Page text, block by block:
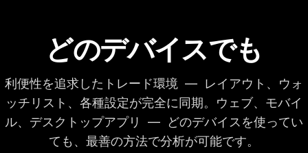
ローソク足パターン
オート・フィボナッ
チ・リトレースメン
マルチタイムフレー
どのデバイスでも
利便性を追求したトレード環境 — レイアウト、ウォ
ッチリスト、各種設定が完全に同期。ウェブ、モバイ
ル、デスクトップアプリ — どのデバイスを使ってい
ても、最善の方法で分析が可能です。